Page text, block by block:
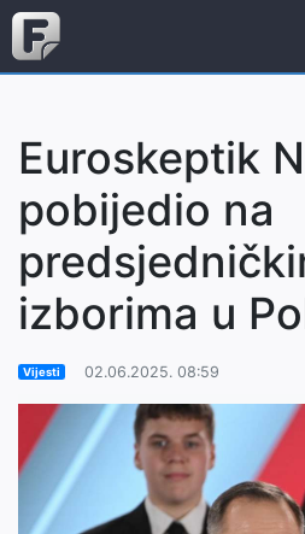
Euroskeptik
pobijedio na
izborima u
Vijesti 02.06.2025. 08:59